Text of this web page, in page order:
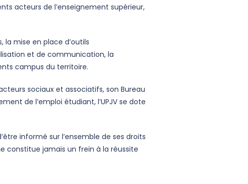
acteurs de l’enseignement supérieur,
mise en place d’outils
et de communication, la
campus du territoire.
sociaux et associatifs, son Bureau
de l’emploi étudiant, l’UPJV se dote
informé sur l’ensemble de ses droits
constitue jamais un frein à la réussite